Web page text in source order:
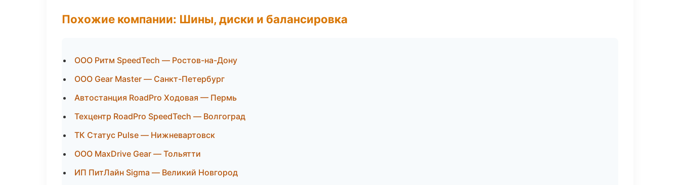
Похожие компании: Шины, диски и балансировка
ООО Ритм SpeedTech — Ростов-на-Дону
ООО Gear Master — Санкт-Петербург
Автостанция RoadPro Ходовая — Пермь
Техцентр RoadPro SpeedTech — Волгоград
ТК Статус Pulse — Нижневартовск
ООО MaxDrive Gear — Тольятти
ИП ПитЛайн Sigma — Великий Новгород